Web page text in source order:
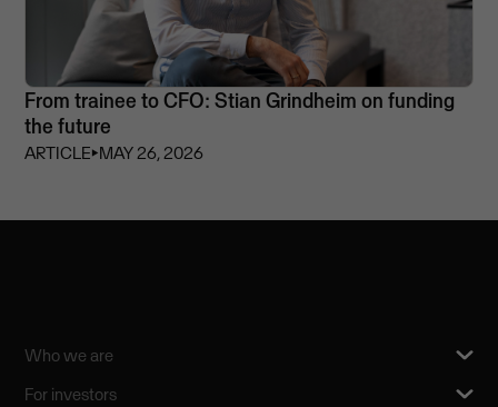
From trainee to CFO: Stian Grindheim on funding
the future
ARTICLE⏵MAY 26, 2026
Who we are
For investors